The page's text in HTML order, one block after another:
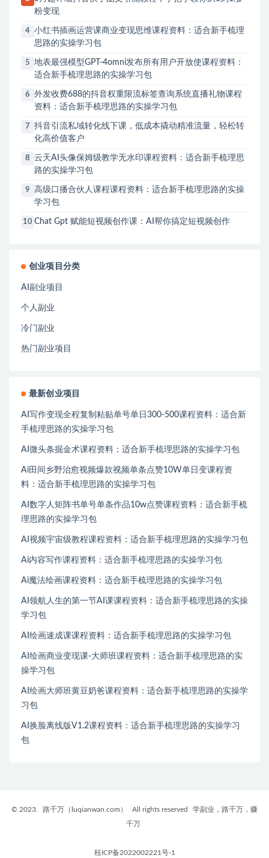
粉变现
4 小红书插画运营课商业变现思维课程资料：适合新手梳理
思路的实操学习包
5
地表最强模型GPT-4omni发布所有用户开放使课程资料：
适合新手梳理思路的实操学习包
6
外发收费688的抖音权重限流标签查询系统直播礼物课程
资料：适合新手梳理思路的实操学习包
7
抖音引流私域转化线下课，低成本撬动精准流量，轻松转
化高价值客户
8
云天AI头像保姆级教学无水印课程资料：适合新手梳理思
路的实操学习包
9
高级口播合伙人课程课程资料：适合新手梳理思路的实操
学习包
10 Chat Gpt 赋能短视频创作课：AI帮你搞定短视频创作
创业项目分类
AI副业项目
个人副业
冷门副业
热门副业项目
最新创业项目
AI写作变现全程复制粘贴单号单日300-500课程资料：适合新
手梳理思路的实操学习包
AI微头条掘金术课程资料：适合新手梳理思路的实操学习包
Ai田间乡野治愈视频爆款视频单条点赞10W单日变课程资
料：适合新手梳理思路的实操学习包
AI数字人矩阵书单号单条作品10w点赞课程资料：适合新手梳
理思路的实操学习包
AI视频宇宙级教程课程资料：适合新手梳理思路的实操学习包
Ai内容写作课程资料：适合新手梳理思路的实操学习包
Ai魔法绘画课程资料：适合新手梳理思路的实操学习包
AI领航人生的第一节AI课课程资料：适合新手梳理思路的实操
学习包
AI绘画速成课课程资料：适合新手梳理思路的实操学习包
AI绘画商业变现课-大师班课程资料：适合新手梳理思路的实
操学习包
AI绘画大师班黄豆奶爸课程资料：适合新手梳理思路的实操学
习包
AI换脸离线版V1.2课程资料：适合新手梳理思路的实操学习
包
© 2023. 路千万（luqianwan.com） All rights reserved
学副业，路千万，赚
千万
桂ICP备2022002221号-1